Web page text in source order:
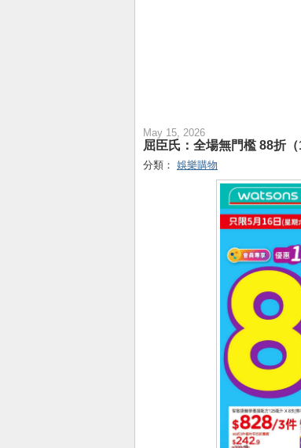
May 15, 2026
屈臣氏：全場無門檻 88折（
分類： 娛樂購物